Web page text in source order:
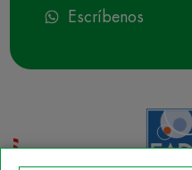
Escríbenos